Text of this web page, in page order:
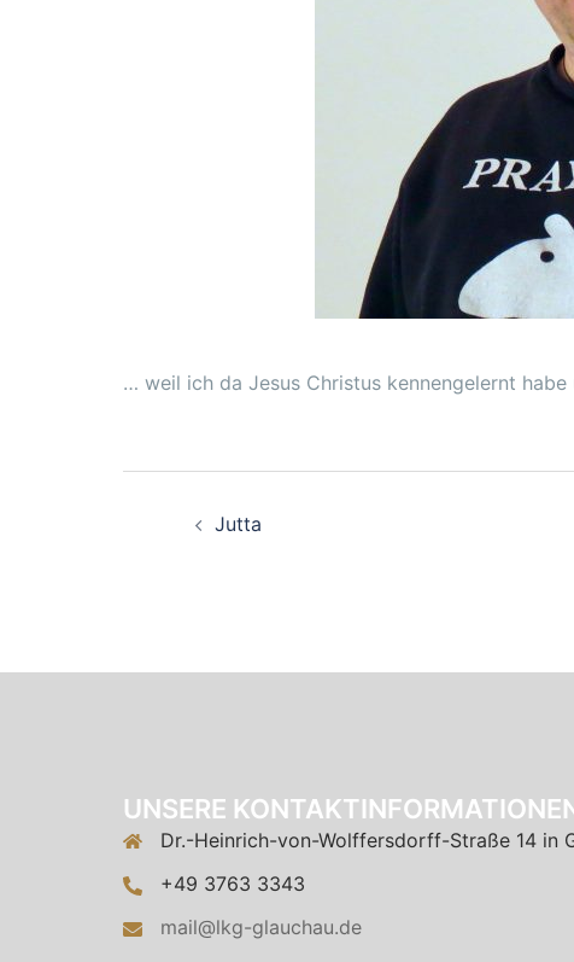
… weil ich da Jesus Christus kennengelernt
Jutta
UNSERE
Dr.-Heinrich-von-Wolffersdorff-Straße 14 in
+49 3763 3343
mail@lkg-glauchau.de